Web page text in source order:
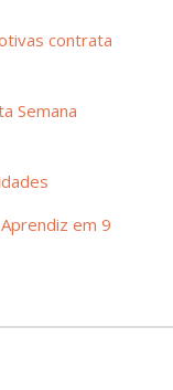
contrata
Semana
em 9